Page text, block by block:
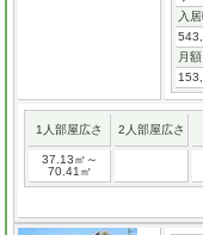
入
月額
1人部屋広さ 2人部屋広さ
37.13㎡～
70.41㎡